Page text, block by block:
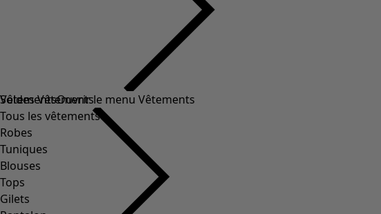
Soldes Vêtements
Tous les vêtements
Robes
Tuniques
Blouses
Tops
Gilets
VêtementsOuvrir le menu Vêtements